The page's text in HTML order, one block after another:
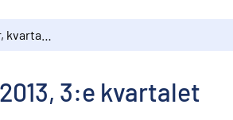
3:e kvartalet